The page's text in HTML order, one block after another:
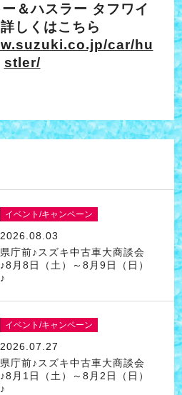
＆ハスラー タフワイ
しくはこちら
car/hu
stler/
イベント/キャンペーン
2026.08.03
県庁前♪スズキ中古車大商談会
♪8月8日（土）～8月9日（日）
♪
イベント/キャンペーン
2026.07.27
県庁前♪スズキ中古車大商談会
♪8月1日（土）～8月2日（日）
♪